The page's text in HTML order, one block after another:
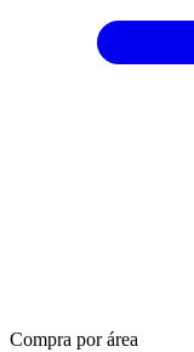
Compra por área